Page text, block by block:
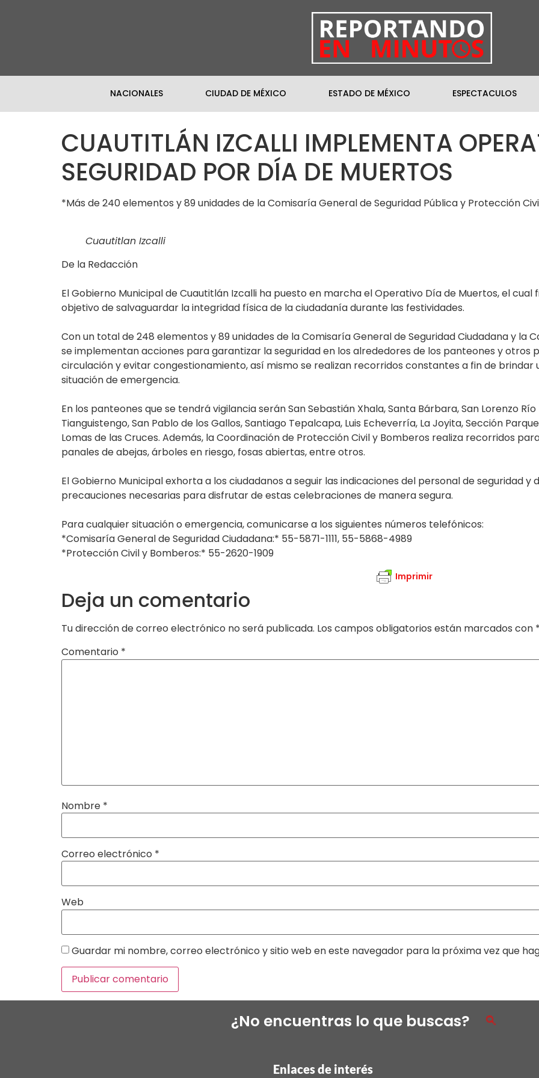
NACIONALES CIUDAD DE MÉXICO ESTADO DE MÉXICO ESPECTACULOS
CUAUTITLÁN IZCALLI IMPLEMENTA
SEGURIDAD POR DÍA DE MUERTOS
*Más de 240 elementos y 89 unidades de la Comisaría General de Seguridad Pública y Protección
Cuautitlan Izcalli
De la Redacción
El Gobierno Municipal de Cuautitlán Izcalli ha puesto en marcha el Operativo Día de Muertos, el
objetivo de salvaguardar la integridad física de la ciudadanía durante las festividades.
Con un total de 248 elementos y 89 unidades de la Comisaría General de Seguridad Ciudadana y la
se implementan acciones para garantizar la seguridad en los alrededores de los panteones y otros
circulación y evitar congestionamiento, así mismo se realizan recorridos constantes a fin de
situación de emergencia.
En los panteones que se tendrá vigilancia serán San Sebastián Xhala, Santa Bárbara, San Lorenzo
Tianguistengo, San Pablo de los Gallos, Santiago Tepalcapa, Luis Echeverría, La Joyita, Sección
Lomas de las Cruces. Además, la Coordinación de Protección Civil y Bomberos realiza recorridos
panales de abejas, árboles en riesgo, fosas abiertas, entre otros.
El Gobierno Municipal exhorta a los ciudadanos a seguir las indicaciones del personal de seguridad
precauciones necesarias para disfrutar de estas celebraciones de manera segura.
Para cualquier situación o emergencia, comunicarse a los siguientes números telefónicos:
*Comisaría General de Seguridad Ciudadana:* 55-5871-1111, 55-5868-4989
*Protección Civil y Bomberos:* 55-2620-1909
Imprimir
Deja un comentario
Tu dirección de correo electrónico no será publicada. Los campos obligatorios están marcados con
Comentario *
Nombre *
Correo electrónico *
Web
Guardar mi nombre, correo electrónico y sitio web en este navegador para la próxima vez que
¿No encuentras lo que buscas?
Enlaces de interés